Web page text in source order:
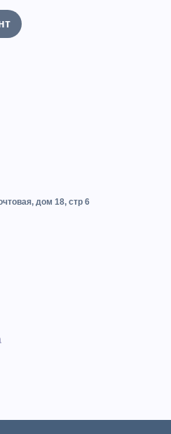
дом 18, стр 6